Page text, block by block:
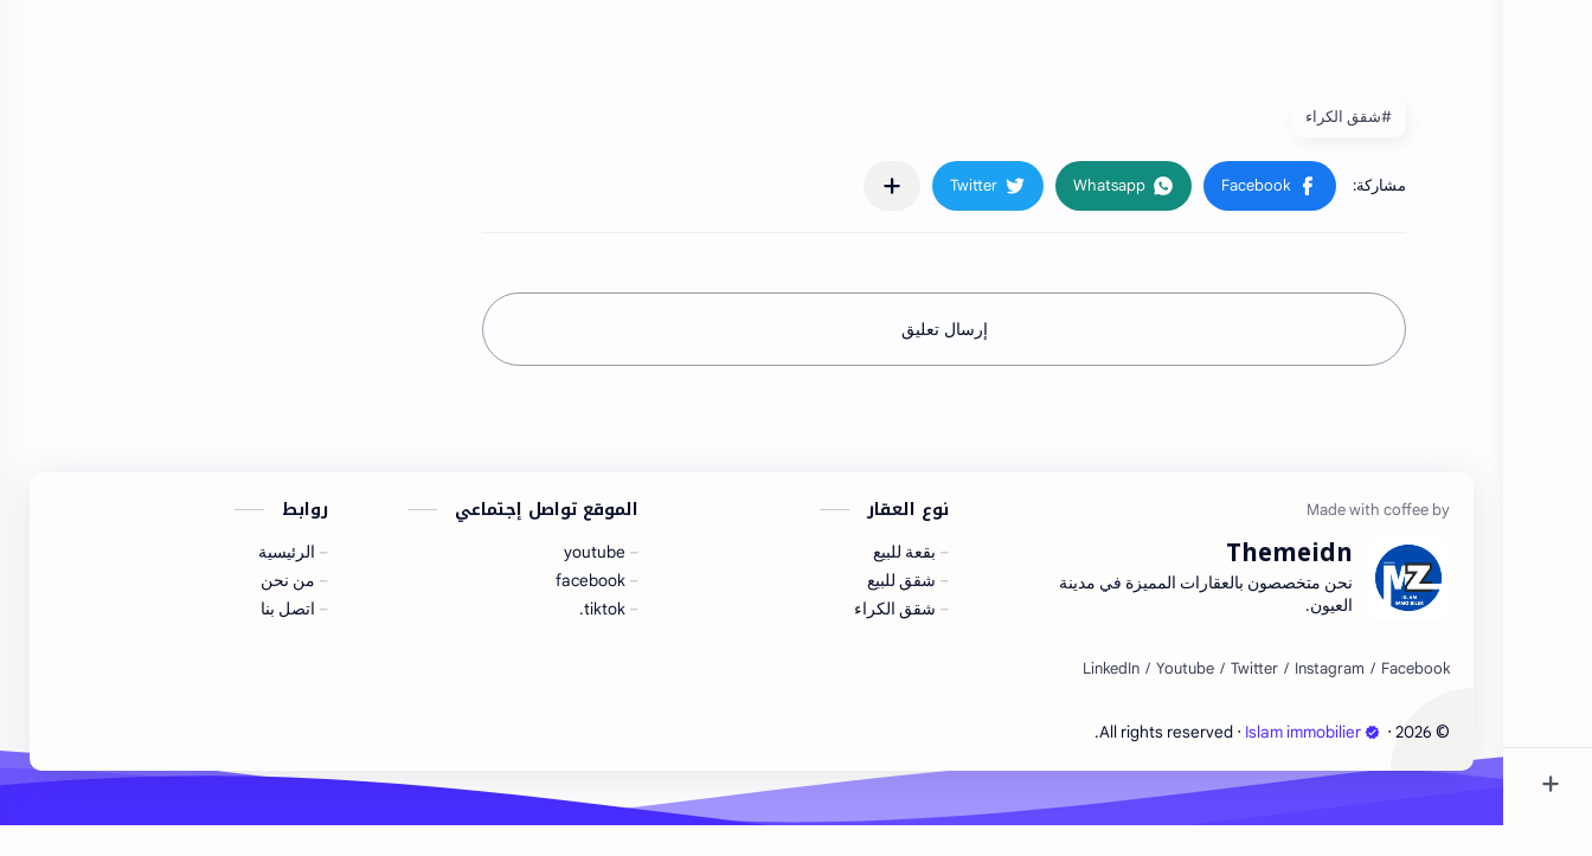
#شقق الكراء
إرسال تعليق
Themeidn
نحن متخصصون بالعقارات المميزة في مدينة
العيون.
نوع العقار
بقعة للبيع
شقق للبيع
شقق الكراء
الموقع تواصل إجتماعي
youtube
facebook
tiktok.
روابط
الرئيسية
من نحن
اتصل بنا
©
2026
‧
Islam immobilier
‧ All rights reserved.